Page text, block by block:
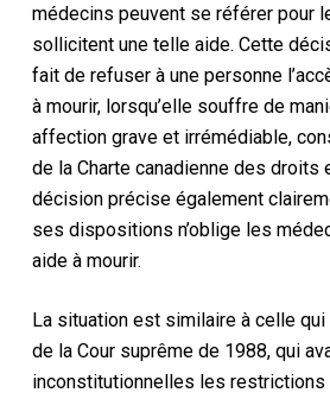
médecins peuvent se référer pour
sollicitent une telle aide. Cette
fait de refuser à une personne
à mourir, lorsqu’elle souffre de
affection grave et irrémédiable,
de la Charte canadienne des droits
décision précise également
ses dispositions n’oblige les
aide à mourir.
La situation est similaire à celle qui
de la Cour suprême de 1988, qui
inconstitutionnelles les